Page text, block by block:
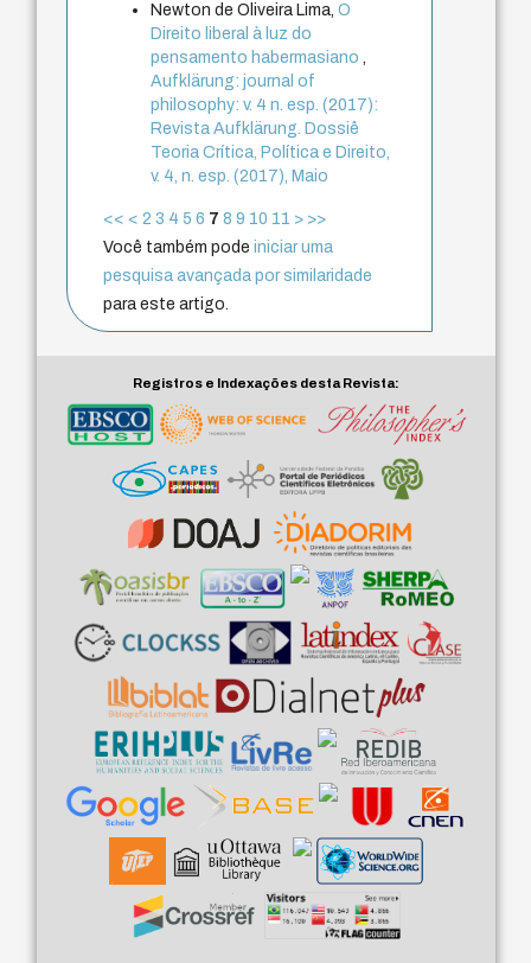
Newton de Oliveira Lima,O
Direito liberal à luz do
pensamento habermasiano,
Aufklärung: journal of
philosophy: v. 4 n. esp. (2017):
Revista Aufklärung. Dossiê
Teoria Crítica, Política e Direito,
v. 4, n. esp. (2017), Maio
<< < 2 3 4 5 6 7 8 9 10 11 > >>
Você também podeiniciar uma
pesquisa avançada por similaridade
para este artigo.
Registros e Indexações desta Revista: